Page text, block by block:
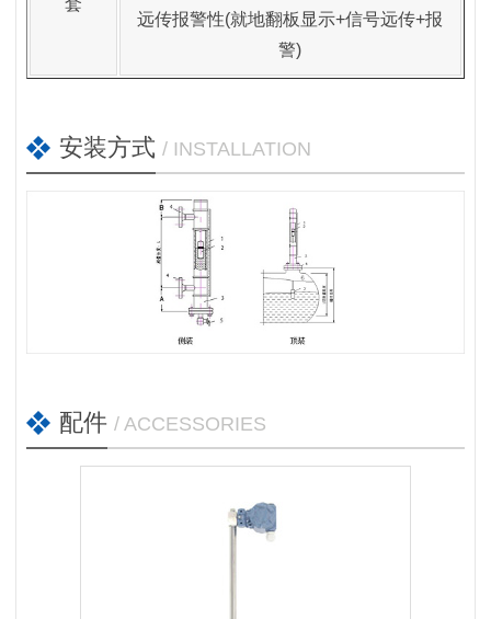
套
远传报警性(就地翻板显示+信号远传+报
警)
安装方式 / INSTALLATION
配件 / ACCESSORIES